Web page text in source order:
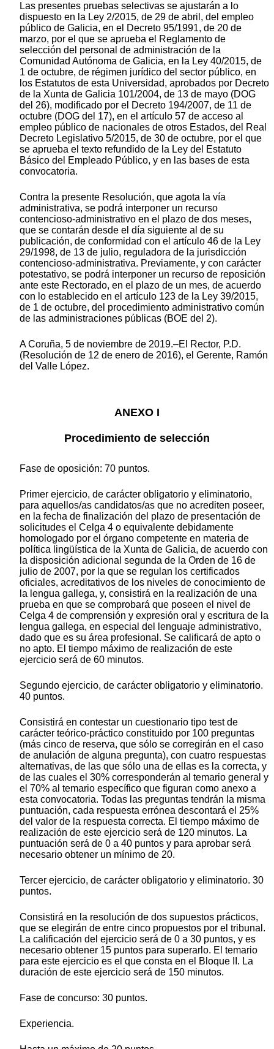
Las presentes pruebas selectivas se ajustarán a lo
dispuesto en la Ley 2/2015, de 29 de abril, del empleo
público de Galicia, en el Decreto 95/1991, de 20 de
marzo, por el que se aprueba el Reglamento de
selección del personal de administración de la
Comunidad Autónoma de Galicia, en la Ley 40/2015, de
1 de octubre, de régimen jurídico del sector público, en
los Estatutos de esta Universidad, aprobados por Decreto
de la Xunta de Galicia 101/2004, de 13 de mayo (DOG
del 26), modificado por el Decreto 194/2007, de 11 de
octubre (DOG del 17), en el artículo 57 de acceso al
empleo público de nacionales de otros Estados, del Real
Decreto Legislativo 5/2015, de 30 de octubre, por el que
se aprueba el texto refundido de la Ley del Estatuto
Básico del Empleado Público, y en las bases de esta
convocatoria.
Contra la presente Resolución, que agota la vía
administrativa, se podrá interponer un recurso
contencioso-administrativo en el plazo de dos meses,
que se contarán desde el día siguiente al de su
publicación, de conformidad con el artículo 46 de la Ley
29/1998, de 13 de julio, reguladora de la jurisdicción
contencioso-administrativa. Previamente, y con carácter
potestativo, se podrá interponer un recurso de reposición
ante este Rectorado, en el plazo de un mes, de acuerdo
con lo establecido en el artículo 123 de la Ley 39/2015,
de 1 de octubre, del procedimiento administrativo común
de las administraciones públicas (BOE del 2).
A Coruña, 5 de noviembre de 2019.–El Rector, P.D.
(Resolución de 12 de enero de 2016), el Gerente, Ramón
del Valle López.
ANEXO I
Procedimiento de selección
Fase de oposición: 70 puntos.
Primer ejercicio, de carácter obligatorio y eliminatorio,
para aquellos/as candidatos/as que no acrediten poseer,
en la fecha de finalización del plazo de presentación de
solicitudes el Celga 4 o equivalente debidamente
homologado por el órgano competente en materia de
política lingüística de la Xunta de Galicia, de acuerdo con
la disposición adicional segunda de la Orden de 16 de
julio de 2007, por la que se regulan los certificados
oficiales, acreditativos de los niveles de conocimiento de
la lengua gallega, y, consistirá en la realización de una
prueba en que se comprobará que poseen el nivel de
Celga 4 de comprensión y expresión oral y escritura de la
lengua gallega, en especial del lenguaje administrativo,
dado que es su área profesional. Se calificará de apto o
no apto. El tiempo máximo de realización de este
ejercicio será de 60 minutos.
Segundo ejercicio, de carácter obligatorio y eliminatorio.
40 puntos.
Consistirá en contestar un cuestionario tipo test de
carácter teórico-práctico constituido por 100 preguntas
(más cinco de reserva, que sólo se corregirán en el caso
de anulación de alguna pregunta), con cuatro respuestas
alternativas, de las que sólo una de ellas es la correcta, y
de las cuales el 30% corresponderán al temario general y
el 70% al temario específico que figuran como anexo a
esta convocatoria. Todas las preguntas tendrán la misma
puntuación, cada respuesta errónea descontará el 25%
del valor de la respuesta correcta. El tiempo máximo de
realización de este ejercicio será de 120 minutos. La
puntuación será de 0 a 40 puntos y para aprobar será
necesario obtener un mínimo de 20.
Tercer ejercicio, de carácter obligatorio y eliminatorio. 30
puntos.
Consistirá en la resolución de dos supuestos prácticos,
que se elegirán de entre cinco propuestos por el tribunal.
La calificación del ejercicio será de 0 a 30 puntos, y es
necesario obtener 15 puntos para superarlo. El temario
para este ejercicio es el que consta en el Bloque II. La
duración de este ejercicio será de 150 minutos.
Fase de concurso: 30 puntos.
Experiencia.